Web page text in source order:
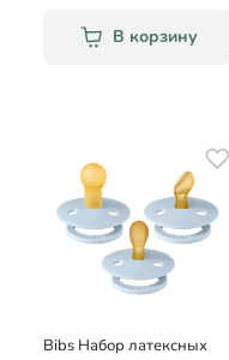
В корзину
Bibs Набор латексных